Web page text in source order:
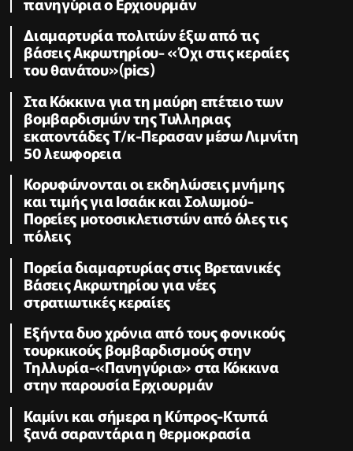
Διαμαρτυρία πολιτών έξω από τις
βάσεις Ακρωτηρίου- «Όχι στις κεραίες
του θανάτου»(pics)
Στα Κόκκινα για τη μαύρη επέτειο των
βομβαρδισμών της Τυλληριας
εκατοντάδες Τ/κ-Περασαν μέσω Λιμνίτη
50 λεωφορεια
Κορυφώνονται οι εκδηλώσεις μνήμης
και τιμής για Ισαάκ και Σολωμού-
Πορείες μοτοσικλετιστών από όλες τις
πόλεις
Πορεία διαμαρτυρίας στις Βρετανικές
Βάσεις Ακρωτηρίου για νέες
στρατιωτικές κεραίες
Εξήντα δυο χρόνια από τους φονικούς
τουρκικούς βομβαρδισμούς στην
Τηλλυρία-«Πανηγύρια» στα Κόκκινα
στην παρουσία Ερχιουρμάν
Καμίνι και σήμερα η Κύπρος-Κτυπά
ξανά σαραντάρια η θερμοκρασία